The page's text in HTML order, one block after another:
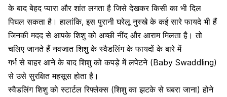
के बाद बेहद प्यारा और शांत लगता है जिसे देखकर किसी का भी दिल
पिघल सकता है। हालांकि, इस पुरानी घरेलू नुस्खे के कई सारे फायदे भी हैं
जिनकी मदद से आपके शिशु को अच्छी नींद और आराम मिलता है। तो
चलिए जानते हैं नवजात शिशु के स्वैडलिंग के फायदों के बारे में
गर्भ से बाहर आने के बाद शिशु को कपड़े में लपेटने (Baby Swaddling)
से उसे सुरक्षित महसूस होता है।
स्वैडलिंग शिशु को स्टार्टल रिफ्लेक्स (शिशु का झटके से घबरा जाना)होने